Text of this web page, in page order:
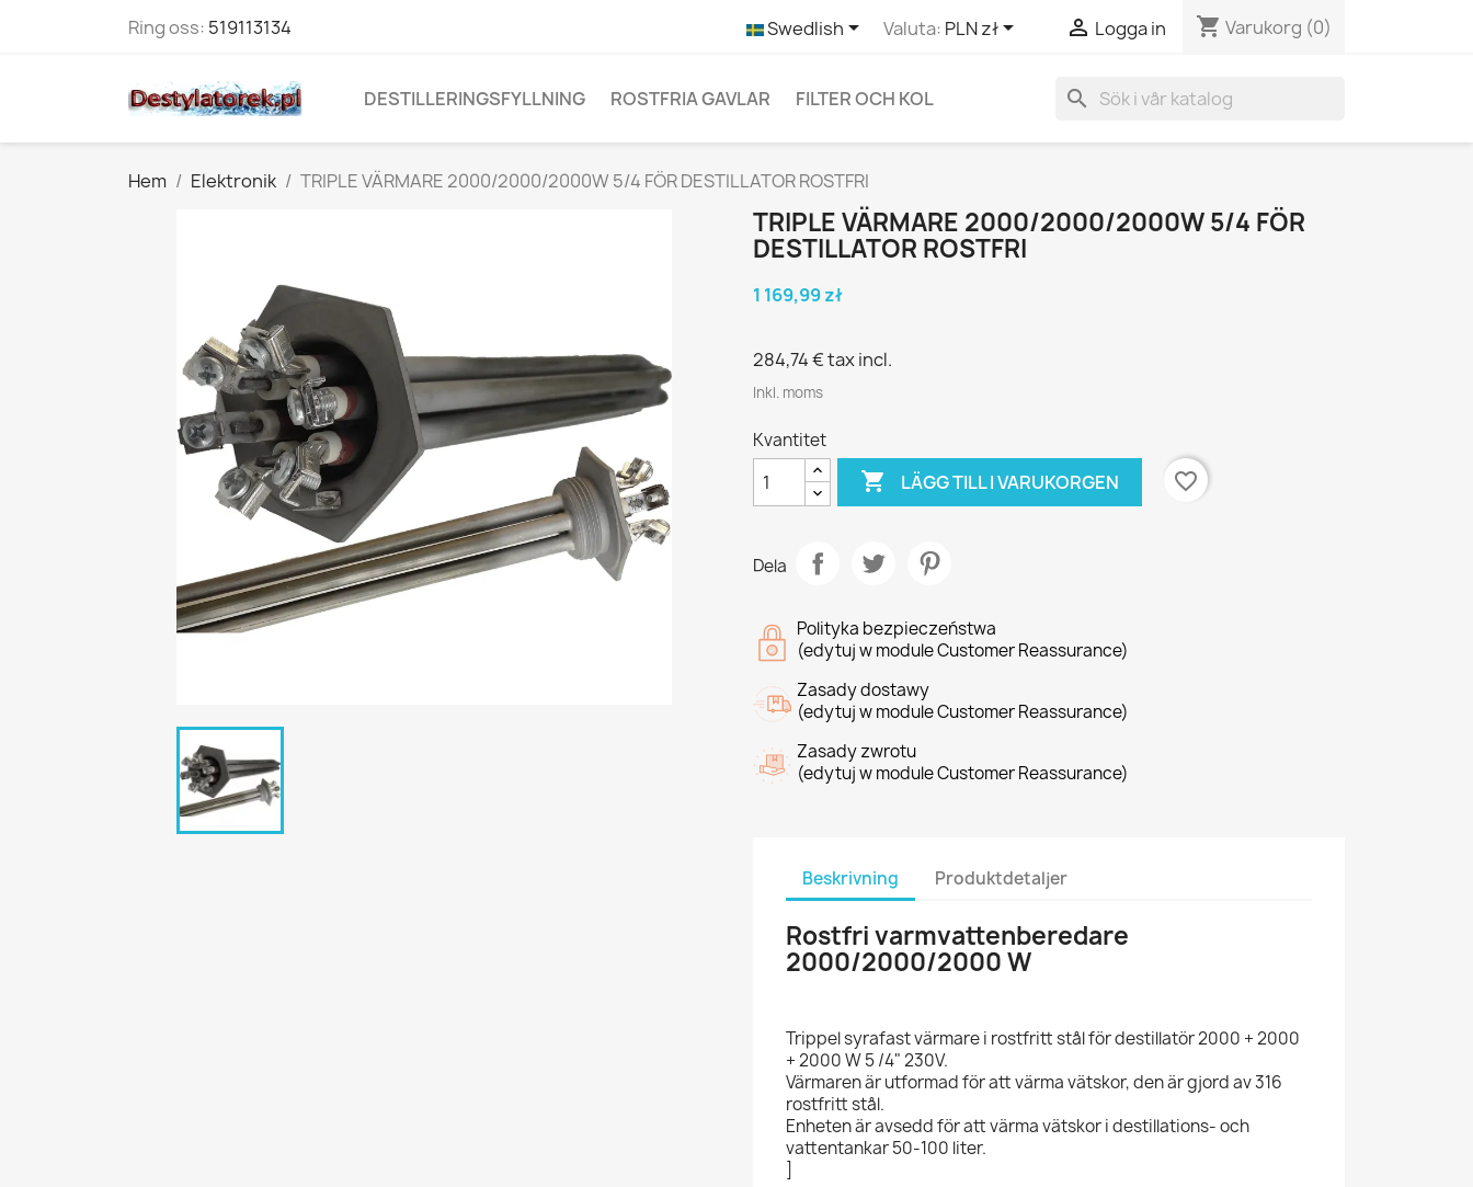
Ring oss: 519113134 Swedlish Valuta: PLN zł  Logga in shopping_cart Varukorg (0)
search
DESTILLERINGSFYLLNING ROSTFRIA GAVLAR FILTER OCH KOL
Hem Elektronik TRIPLE VÄRMARE 2000/2000/2000W 5/4 FÖR DESTILLATOR ROSTFRI
TRIPLE VÄRMARE 2000/2000/2000W 5/4 FÖR
DESTILLATOR ROSTFRI
1 169,99 zł
284,74 €tax incl.
Inkl. moms
Kvantitet
 LÄGG TILL I VARUKORGEN favorite_border
Dela
Polityka bezpieczeństwa
(edytuj w module Customer Reassurance)
Zasady dostawy
(edytuj w module Customer Reassurance)
Zasady zwrotu
(edytuj w module Customer Reassurance)
Beskrivning Produktdetaljer
Rostfri varmvattenberedare
2000/2000/2000 W
Trippel syrafast värmare i rostfritt stål för destillatör 2000 + 2000
+ 2000 W 5 /4" 230V.
Värmaren är utformad för att värma vätskor, den är gjord av 316
rostfritt stål.
Enheten är avsedd för att värma vätskor i destillations- och
vattentankar 50-100 liter.